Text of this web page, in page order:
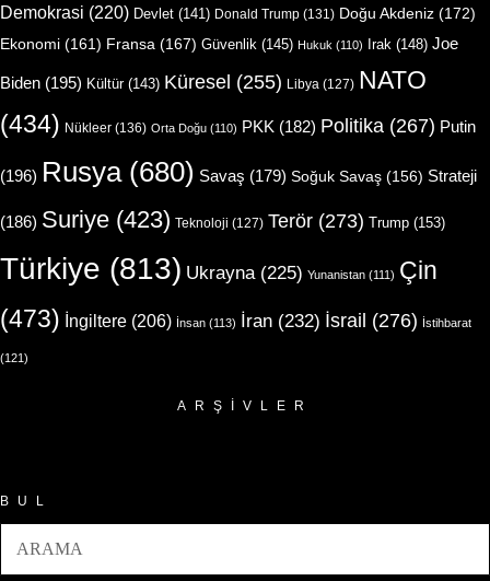
Demokrasi (220) Devlet (141) Donald Trump (131) Doğu Akdeniz (172)
Ekonomi (161) Fransa (167) Güvenlik (145) Hukuk (110) Irak (148) Joe
Biden (195) Kültür(143) Küresel (255) Libya (127) NATO
(434) Nükleer (136) Orta Doğu (110) PKK (182) Politika (267) Putin
(196) Rusya(680) Savaş (179) Soğuk Savaş (156) Strateji
(186) Suriye (423) Teknoloji (127) Terör (273) Trump (153)
Türkiye (813) Ukrayna (225) Yunanistan (111) Çin
(473) İngiltere (206) İnsan (113) İran (232) İsrail (276) İstihbarat
(121)
ARŞIVLER
BUL